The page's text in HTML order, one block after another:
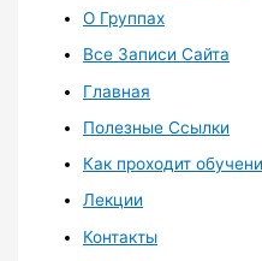
О Группах
Все Записи Сайта
Главная
Полезные Ссылки
Как проходит
Лекции
Контакты